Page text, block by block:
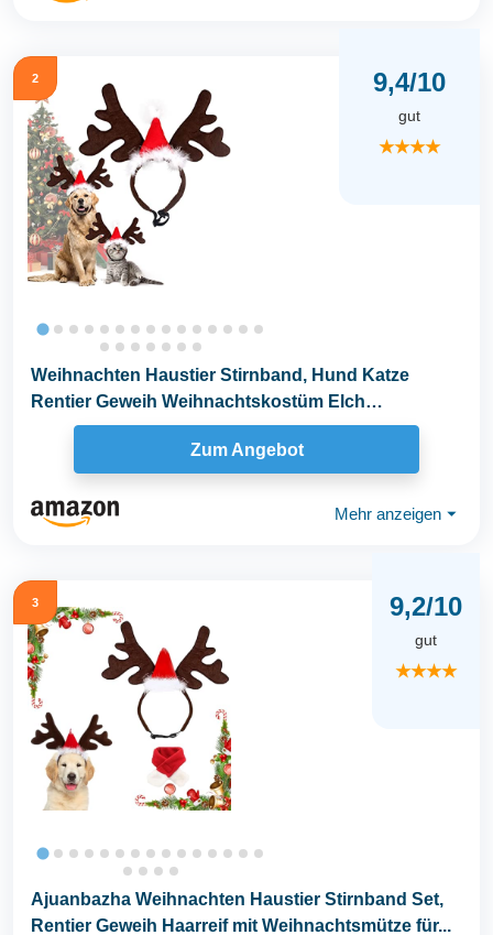
2 9,4/10
gut
★★★★
Weihnachten Haustier Stirnband, Hund Katze
Rentier Geweih Weihnachtskostüm Elch
Kopfbedeckung...
Zum Angebot
Mehr anzeigen ⏷
3 9,2/10
gut
★★★★
Ajuanbazha Weihnachten Haustier Stirnband Set,
Rentier Geweih Haarreif mit Weihnachtsmütze für...